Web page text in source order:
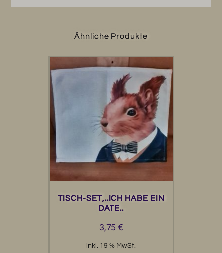
Ähnliche Produkte
TISCH-SET,..ICH HABE EIN
DATE..
3,75 €
inkl. 19 % MwSt.